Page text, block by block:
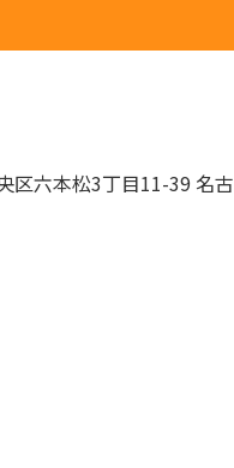
区六本松3丁目11-39 名古